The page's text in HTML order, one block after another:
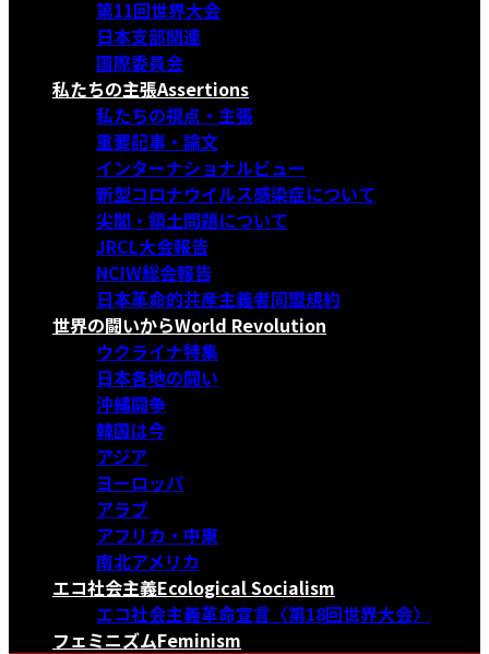
第11回世界大会
日本支部関連
国際委員会
私たちの主張Assertions
私たちの視点・主張
重要記事・論文
インターナショナルビュー
新型コロナウイルス感染症について
尖閣・領土問題について
JRCL大会報告
NCIW総会報告
日本革命的共産主義者同盟規約
世界の闘いからWorld Revolution
ウクライナ特集
日本各地の闘い
沖縄闘争
韓国は今
アジア
ヨーロッパ
アラブ
アフリカ・中東
南北アメリカ
エコ社会主義Ecological Socialism
エコ社会主義革命宣言〈第18回世界大会〉
フェミニズムFeminism